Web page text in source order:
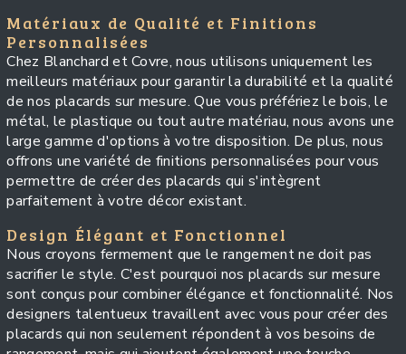
Matériaux de Qualité et Finitions
Personnalisées
Chez Blanchard et Covre, nous utilisons uniquement les
meilleurs matériaux pour garantir la durabilité et la qualité
de nos placards sur mesure. Que vous préfériez le bois, le
métal, le plastique ou tout autre matériau, nous avons une
large gamme d'options à votre disposition. De plus, nous
offrons une variété de finitions personnalisées pour vous
permettre de créer des placards qui s'intègrent
parfaitement à votre décor existant.
Design Élégant et Fonctionnel
Nous croyons fermement que le rangement ne doit pas
sacrifier le style. C'est pourquoi nos placards sur mesure
sont conçus pour combiner élégance et fonctionnalité. Nos
designers talentueux travaillent avec vous pour créer des
placards qui non seulement répondent à vos besoins de